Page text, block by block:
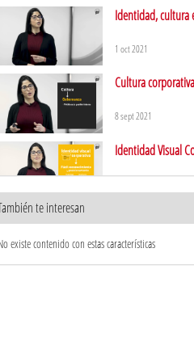
Identidad, cultura
1 oct 2021
Cultura corporativa
8 sept 2021
Identidad Visual
31 ago 2021
te interesan
existe contenido con estas características